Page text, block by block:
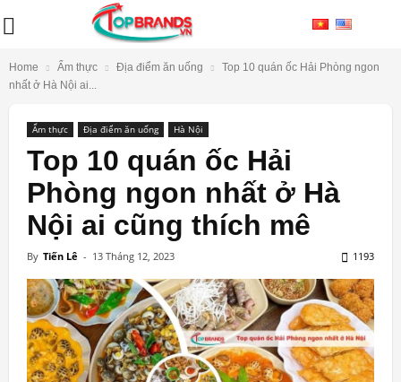
Home Ẩm thực Địa điểm ăn uống
Top 10 quán ốc Hải Phòng ngon
nhất ở Hà Nội ai...
Ẩm thực Địa điểm ăn uống Hà Nội
Top 10 quán ốc Hải
Phòng ngon nhất ở Hà
Nội ai cũng thích mê
By Tiến Lê - 13 Tháng 12, 2023 1193